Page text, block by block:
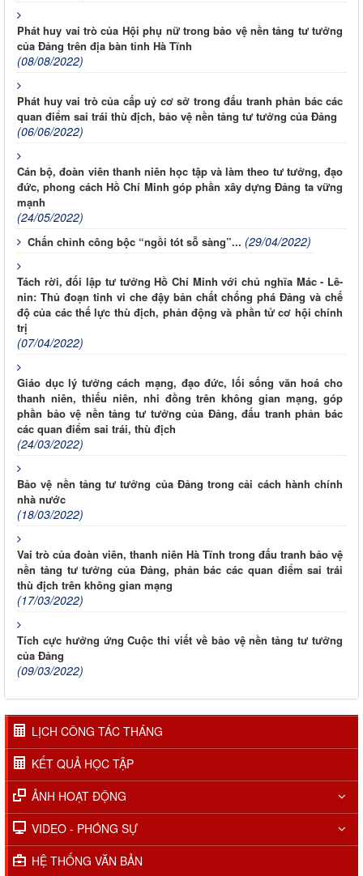
Phát huy vai trò của Hội phụ nữ trong bảo vệ nền tảng tư tưởng
của Đảng trên địa bàn tỉnh Hà Tĩnh
(08/08/2022)
Phát huy vai trò của cấp uỷ cơ sở trong đấu tranh phản bác các
quan điểm sai trái thù địch, bảo vệ nền tảng tư tưởng của Đảng
(06/06/2022)
Cán bộ, đoàn viên thanh niên học tập và làm theo tư tưởng, đạo
đức, phong cách Hồ Chí Minh góp phần xây dựng Đảng ta vững
mạnh
(24/05/2022)
Chấn chỉnh công bộc “ngồi tót sỗ sàng”... (29/04/2022)
Tách rời, đối lập tư tưởng Hồ Chí Minh với chủ nghĩa Mác - Lê-
nin: Thủ đoạn tinh vi che đậy bản chất chống phá Đảng và chế
độ của các thế lực thù địch, phản động và phần tử cơ hội chính
trị
(07/04/2022)
Giáo dục lý tưởng cách mạng, đạo đức, lối sống văn hoá cho
thanh niên, thiếu niên, nhi đồng trên không gian mạng, góp
phần bảo vệ nền tảng tư tưởng của Đảng, đấu tranh phản bác
các quan điểm sai trái, thù địch
(24/03/2022)
Bảo vệ nền tảng tư tưởng của Đảng trong cải cách hành chính
nhà nước
(18/03/2022)
Vai trò của đoàn viên, thanh niên Hà Tĩnh trong đấu tranh bảo vệ
nền tảng tư tưởng của Đảng, phản bác các quan điểm sai trái
thù địch trên không gian mạng
(17/03/2022)
Tích cực hưởng ứng Cuộc thi viết về bảo vệ nền tảng tư tưởng
của Đảng
(09/03/2022)
LỊCH CÔNG TÁC THÁNG
KẾT QUẢ HỌC TẬP
ẢNH HOẠT ĐỘNG
VIDEO - PHÓNG SỰ
HỆ THỐNG VĂN BẢN